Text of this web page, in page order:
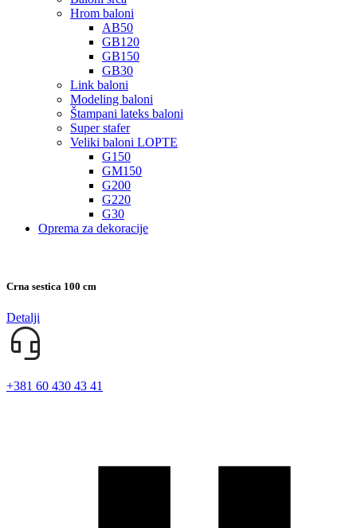
Hrom baloni
AB50
GB120
GB150
GB30
Link baloni
Modeling baloni
Štampani lateks baloni
Super stafer
Veliki baloni LOPTE
G150
GM150
G200
G220
G30
Oprema za dekoracije
Crna sestica 100 cm
Detalji
+381 60 430 43 41